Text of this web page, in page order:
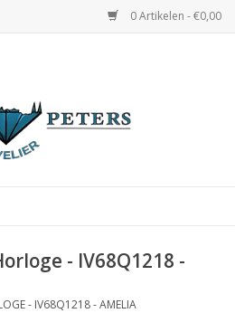
0 Artikelen - €0,00
- IV68Q1218 -
- IV68Q1218 - AMELIA